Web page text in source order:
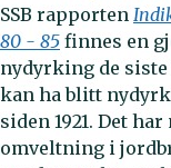
SSB rapporten
80 - 85 finnes en
nydyrking de
kan ha blitt
siden 1921. Det
omveltning i